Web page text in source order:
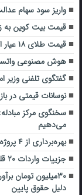
واریز سود سهام
قیمت بیت کوین به
قیمت طلای ۱۸ عیار امروز چهارشنبه ۹ اردیبهشت ۱۴۰۵/ افزایش قیمت؟
هوش مصنوعی
گفتگوی تلفنی وزیر
نوسانات قیمتی در بازار
سخنگوی مرکز
می‌دهیم
بهره‌برداری از ۴ پروژه روستایی در قرچک
جزییات واردات ۲۰ قلم کالاهای اساسی
دلیل حقوق پایین